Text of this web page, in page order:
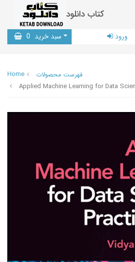
کتاب دانلود
سبد خرید 0 ورود
Home
فهرست محصولات
Applied Machine Learning for Data